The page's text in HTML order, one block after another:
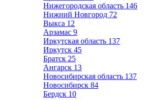
Нижегородская область 146
Нижний Новгород 72
Выкса 12
Арзамас 9
Иркутская область 137
Иркутск 45
Братск 25
Ангарск 13
Новосибирская область 137
Новосибирск 84
Бердск 10